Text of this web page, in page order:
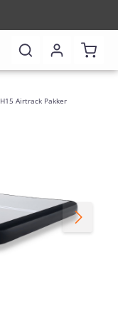
H15 Airtrack Pakker